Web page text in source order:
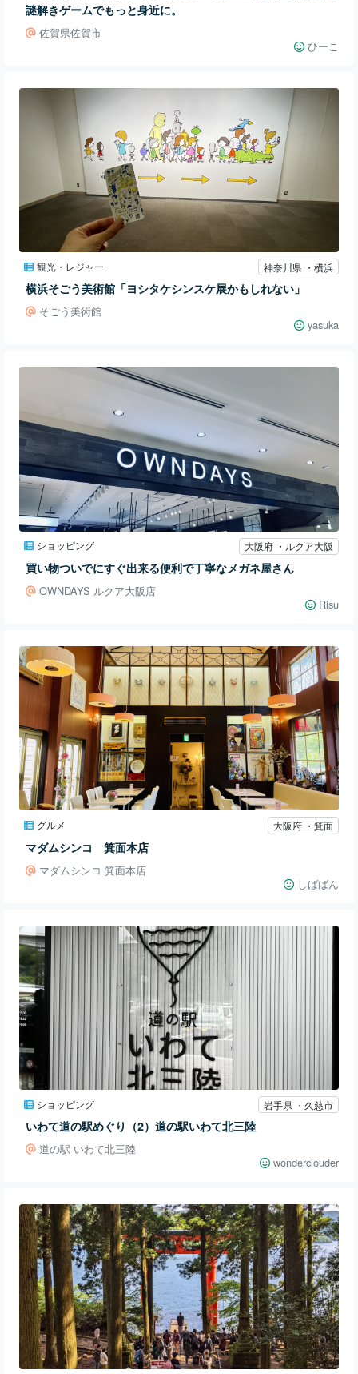
謎解きゲームでもっと身近に。
佐賀県佐賀市
ひーこ
観光・レジャー 神奈川県 ・横浜
横浜そごう美術館「ヨシタケシンスケ展かもしれない」
そごう美術館
yasuka
ショッピング 大阪府 ・ルクア大阪
買い物ついでにすぐ出来る便利で丁寧なメガネ屋さん
OWNDAYS ルクア大阪店
Risu
グルメ 大阪府 ・箕面
マダムシンコ 箕面本店
マダムシンコ 箕面本店
しばばん
ショッピング 岩手県 ・久慈市
いわて道の駅めぐり（2）道の駅いわて北三陸
道の駅 いわて北三陸
wonderclouder